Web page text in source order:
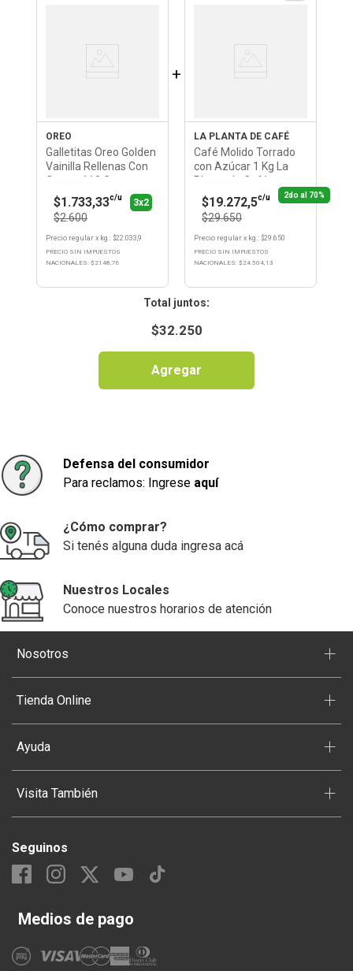
OREO
Galletitas Oreo Golden
Vainilla Rellenas Con
Crema 118 Gr
$1.733,33c/u 3x2
$2.600
Precio regular x kg.: $22.033,9
PRECIO SIN IMPUESTOS
NACIONALES: $ 2148,76
+
LA PLANTA DE CAFÉ
Café Molido Torrado
con Azúcar 1 Kg La
Planta de Café
$19.272,5c/u 2do al 70%
$29.650
Precio regular x kg.: $29.650
PRECIO SIN IMPUESTOS
NACIONALES: $ 24.504,13
:
$32.250
Agregar
Defensa del consumidor
Para reclamos: Ingrese aquí
¿Cómo comprar?
Si tenés alguna duda ingresa acá
Nuestros Locales
Conoce nuestros horarios de atención
Nosotros +
Tienda Online +
Ayuda +
Visita También +
Seguinos
Medios de pago